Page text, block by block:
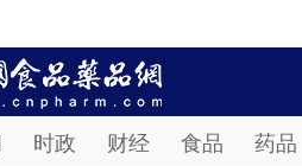
时政 财经 食品 药品